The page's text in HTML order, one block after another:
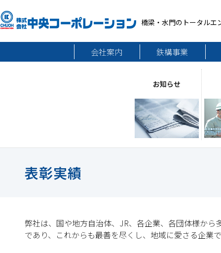
橋梁・水門のトータルエ
会社案内 鉄構事業
お知らせ
表彰実績
弊社は、国や地方自治体、JR、各企業、各団体様か
であり、これからも最善を尽くし、地域に愛さる企業